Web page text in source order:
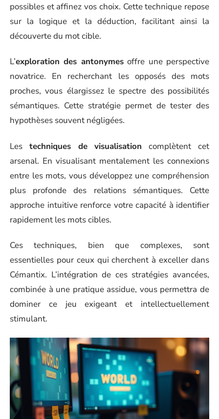
possibles et affinez vos choix. Cette technique repose
sur la logique et la déduction, facilitant ainsi la
découverte du mot cible.
L’exploration des antonymesoffre une perspective
novatrice. En recherchant les opposés des mots
proches, vous élargissez le spectre des possibilités
sémantiques. Cette stratégie permet de tester des
hypothèses souvent négligées.
Les techniques de visualisation complètent cet
arsenal. En visualisant mentalement les connexions
entre les mots, vous développez une compréhension
plus profonde des relations sémantiques. Cette
approche intuitive renforce votre capacité à identifier
rapidement les mots cibles.
Ces techniques, bien que complexes, sont
essentielles pour ceux qui cherchent à exceller dans
Cémantix. L’intégration de ces stratégies avancées,
combinée à une pratique assidue, vous permettra de
dominer ce jeu exigeant et intellectuellement
stimulant.